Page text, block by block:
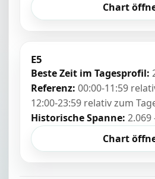
Chart
E5
Beste Zeit im Tagesprofil:
Referenz: 00:00-11:59
12:00-23:59 relativ zum
Historische Spanne: 2.069
Chart